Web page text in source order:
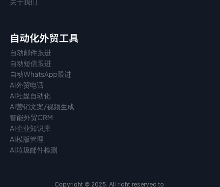
自动化外贸工具
自动邮件跟进
自动短信跟进
自动WhatsApp跟进
AI外贸电话
AI社媒自动化
AI营销文案/视频生成
智能外贸CRM
AI企业知识库
AI模版管理
AI垃圾邮件检测
Copyright © 2025. All right reserved to